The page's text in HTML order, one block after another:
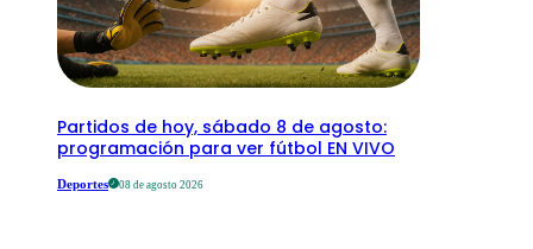
Partidos de hoy, sábado 8 de agosto:
programación para ver fútbol EN VIVO
Deportes 08 de agosto 2026